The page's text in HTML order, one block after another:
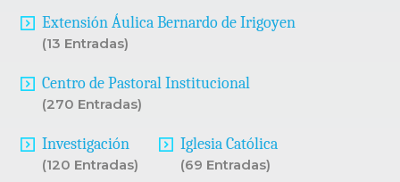
Extensión Áulica Bernardo de Irigoyen
(13 Entradas)
Centro de Pastoral Institucional
(270 Entradas)
Investigación
(120 Entradas)
Iglesia Católica
(69 Entradas)